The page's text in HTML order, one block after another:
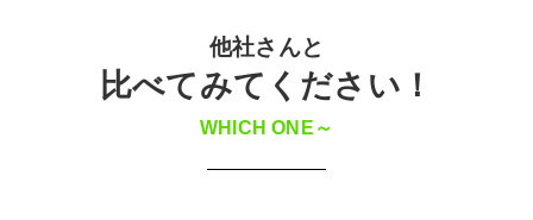
他社さんと
比べてみてください！
WHICH ONE～